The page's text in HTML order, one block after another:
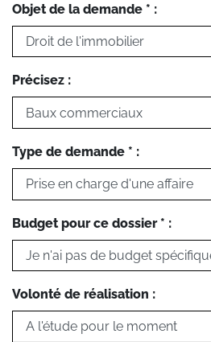
Objet de la demande * :
Précisez :
Type de demande * :
Budget pour ce dossier * :
Volonté de réalisation :